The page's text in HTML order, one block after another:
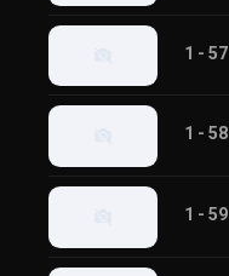
1 - 57
1 - 58
1 - 59